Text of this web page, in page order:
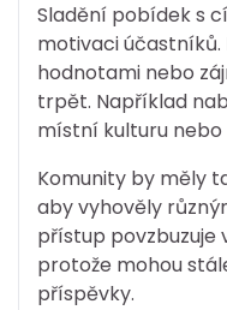
Sladění pobídek s
motivaci účastníků.
hodnotami nebo
trpět. Například
místní kulturu nebo
Komunity by měly
aby vyhověly
přístup povzbuzuje
protože mohou
příspěvky.